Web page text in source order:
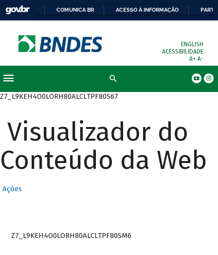
COMUNICA BR ACESSO À INFORMAÇÃO
ENGLISH
ACESSIBILIDADE
A+ A-
Z7_L9KEH4O0LORH80ALCLTPF80S67
Visualizador do
Conteúdo da Web
Ações
Z7_L9KEH4O0LORH80ALCLTPF80SM6